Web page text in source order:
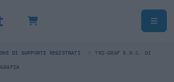
DI SUPPORTI REGISTRATI TRI-GRAF S.N.C. DI